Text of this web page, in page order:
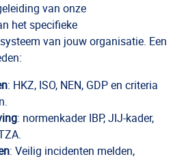
van onze
het specifieke
van jouw organisatie. Een
: HKZ, ISO, NEN, GDP en criteria
: normenkader IBP, JIJ-kader,
: Veilig incidenten melden,